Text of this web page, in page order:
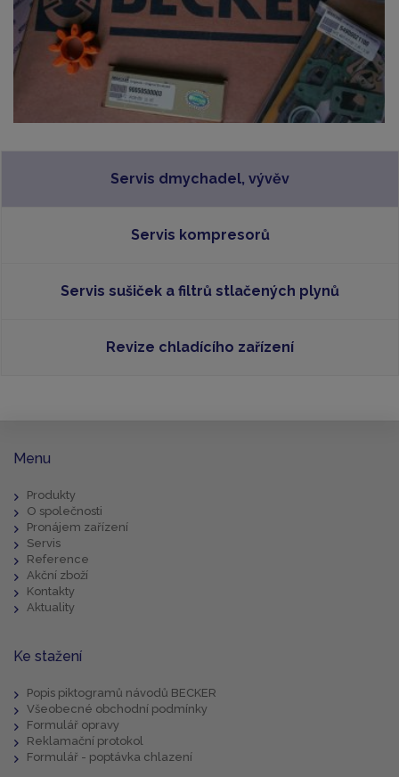
Servis dmychadel, vývěv
Servis kompresorů
Servis sušiček a filtrů stlačených plynů
Revize chladícího zařízení
Menu
Produkty
O společnosti
Pronájem zařízení
Servis
Reference
Akční zboží
Kontakty
Aktuality
Ke stažení
Popis piktogramů návodů BECKER
Všeobecné obchodní podmínky
Formulář opravy
Reklamační protokol
Formulář - poptávka chlazení